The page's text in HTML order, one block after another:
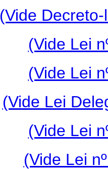
(Vide
(Vide Lei
(Vide Lei
(Vide Lei
(Vide Lei
(Vide Lei